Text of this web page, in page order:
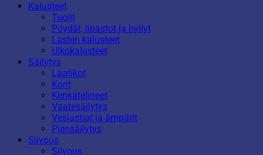
Kalusteet
Tuolit
Pöydät, lipastot ja hyllyt
Lasten kalusteet
Ulkokalusteet
Säilytys
Laatikot
Korit
Kenkätelineet
Vaatesäilytys
Vesiastiat ja ämpärit
Piensäilytys
Siivous
Siivous